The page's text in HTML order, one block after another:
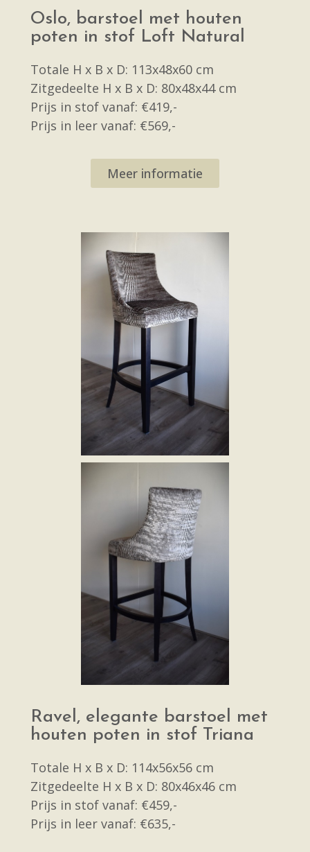
Oslo, barstoel met houten
poten in stof Loft Natural
Totale H x B x D: 113x48x60 cm
Zitgedeelte H x B x D: 80x48x44 cm
Prijs in stof vanaf: €419,-
Prijs in leer vanaf: €569,-
Meer informatie
Ravel, elegante barstoel met
houten poten in stof Triana
Totale H x B x D: 114x56x56 cm
Zitgedeelte H x B x D: 80x46x46 cm
Prijs in stof vanaf: €459,-
Prijs in leer vanaf: €635,-